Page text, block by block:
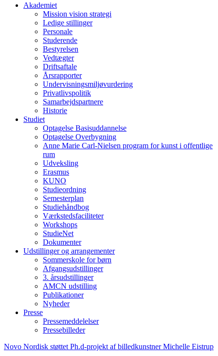
Akademiet
Mission vision strategi
Ledige stillinger
Personale
Studerende
Bestyrelsen
Vedtægter
Driftsaftale
Årsrapporter
Undervisningsmiljøvurdering
Privatlivspolitik
Samarbejdspartnere
Historie
Studiet
Optagelse Basisuddannelse
Optagelse Overbygning
Anne Marie Carl-Nielsen program for kunst i offentlige
rum
Udveksling
Erasmus
KUNO
Studieordning
Semesterplan
Studiehåndbog
Værkstedsfaciliteter
Workshops
StudieNet
Dokumenter
Udstillinger og arrangementer
Sommerskole for børn
Afgangsudstillinger
3. årsudstillinger
AMCN udstilling
Publikationer
Nyheder
Presse
Pressemeddelelser
Pressebilleder
Novo Nordisk støttet Ph.d-projekt af billedkunstner Michelle Eistrup